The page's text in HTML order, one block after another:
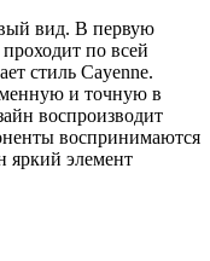
вид. В первую
проходит по всей
стиль Cayenne.
и точную в
воспроизводит
воспринимаются
яркий элемент